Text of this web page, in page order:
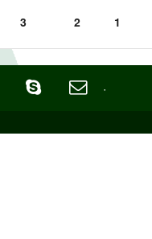
3 2 1
·